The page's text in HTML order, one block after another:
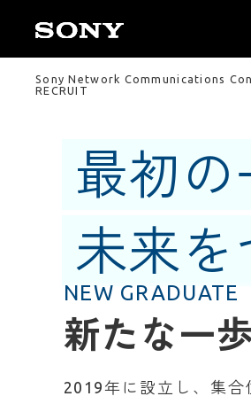
Sony Network Communications
RECRUIT
最初の
未来を
NEW GRADUATE
新たな一
2019年に設立し、集